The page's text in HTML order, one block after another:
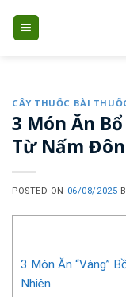
CÂY THUỐC BÀI
3 Món Ăn
Từ Nấm
POSTED ON 06/08/2025
3 Món Ăn “Vàng”
Nhiên